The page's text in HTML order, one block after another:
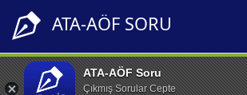
ATA-AÖF SORU
ATA-AÖF Soru
Çıkmış Sorular Cepte